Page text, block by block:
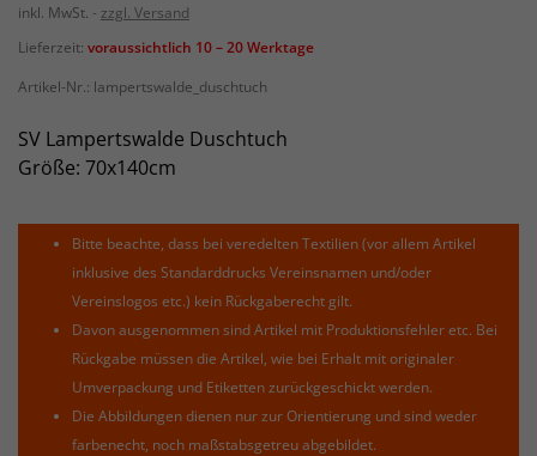
inkl. MwSt.
zzgl. Versand
Lieferzeit: voraussichtlich 10 – 20 Werktage
Artikel-Nr.: lampertswalde_duschtuch
SV Lampertswalde Duschtuch
Größe: 70x140cm
Bitte beachte, dass bei veredelten Textilien (vor allem Artikel
inklusive des Standarddrucks Vereinsnamen und/oder
Vereinslogos etc.) kein Rückgaberecht gilt.
Davon ausgenommen sind Artikel mit Produktionsfehler etc. Bei
Rückgabe müssen die Artikel, wie bei Erhalt mit originaler
Umverpackung und Etiketten zurückgeschickt werden.
Die Abbildungen dienen nur zur Orientierung und sind weder
farbenecht, noch maßstabsgetreu abgebildet.